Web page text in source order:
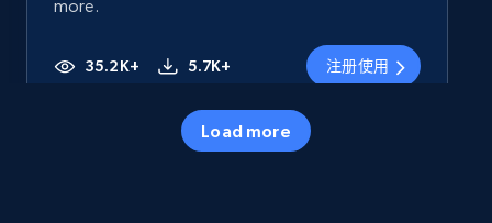
more.
35.2K+ 5.7K+ 注册使用
Load more